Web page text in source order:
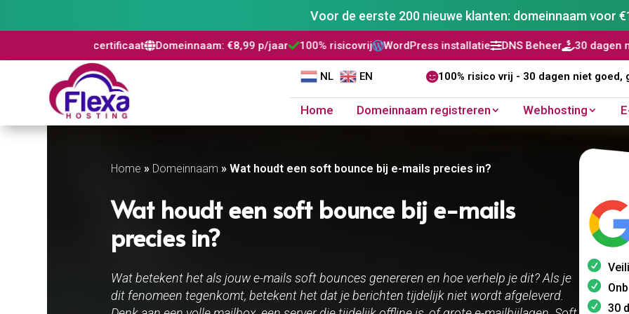
Voor de eerste 200 nieuwe klanten: domeinnaam voor
Domeinnaam: €8,99 p/jaar100% risicovrijWordPress installatieDNS Beheer30 dagen niet goed, geld
NL EN 100% risico vrij - 30 dagen niet goed,
Home Domeinnaam registreren Webhosting
Home » Domeinnaam » Wat houdt een soft bounce bij e-mails precies in?
Wat houdt een soft bounce bij e-mails
precies in?
Wat betekent het als jouw e-mails soft bounces genereren en hoe verhelp je dit? Als je
dit fenomeen tegenkomt, betekent het dat je berichten tijdelijk niet wordt afgeleverd.
30